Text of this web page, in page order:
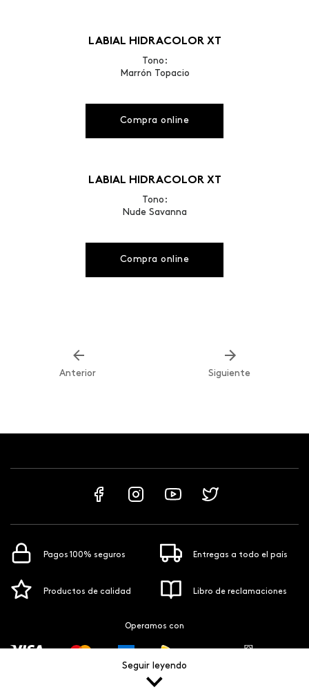
Seguir leyendo
LABIAL HIDRACOLOR XT
Tono:
Marrón Topacio
Compra online
LABIAL HIDRACOLOR XT
Tono:
Nude Savanna
Compra online
Anterior Siguiente
Pagos 100% seguros Entregas a todo el país
Productos de calidad Libro de reclamaciones
Operamos con